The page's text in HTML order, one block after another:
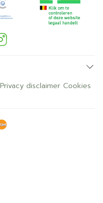
Privacy disclaimer Cookies